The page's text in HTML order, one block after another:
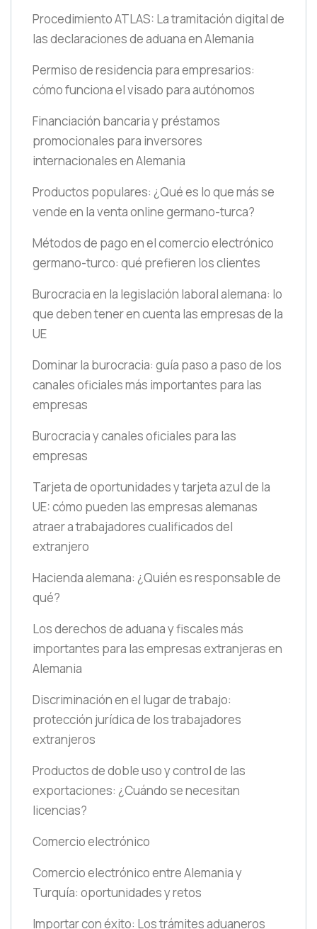
Procedimiento ATLAS: La tramitación digital de
las declaraciones de aduana en Alemania
Permiso de residencia para empresarios:
cómo funciona el visado para autónomos
Financiación bancaria y préstamos
promocionales para inversores
internacionales en Alemania
Productos populares: ¿Qué es lo que más se
vende en la venta online germano-turca?
Métodos de pago en el comercio electrónico
germano-turco: qué prefieren los clientes
Burocracia en la legislación laboral alemana: lo
que deben tener en cuenta las empresas de la
UE
Dominar la burocracia: guía paso a paso de los
canales oficiales más importantes para las
empresas
Burocracia y canales oficiales para las
empresas
Tarjeta de oportunidades y tarjeta azul de la
UE: cómo pueden las empresas alemanas
atraer a trabajadores cualificados del
extranjero
Hacienda alemana: ¿Quién es responsable de
qué?
Los derechos de aduana y fiscales más
importantes para las empresas extranjeras en
Alemania
Discriminación en el lugar de trabajo:
protección jurídica de los trabajadores
extranjeros
Productos de doble uso y control de las
exportaciones: ¿Cuándo se necesitan
licencias?
Comercio electrónico
Comercio electrónico entre Alemania y
Turquía: oportunidades y retos
Importar con éxito: Los trámites aduaneros